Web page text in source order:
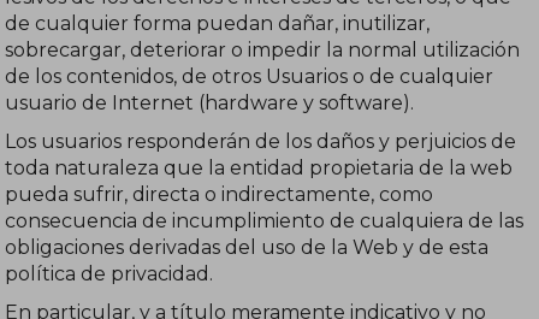
de cualquier forma puedan dañar, inutilizar,
sobrecargar, deteriorar o impedir la normal utilización
de los contenidos, de otros Usuarios o de cualquier
usuario de Internet (hardware y software).
Los usuarios responderán de los daños y perjuicios de
toda naturaleza que la entidad propietaria de la web
pueda sufrir, directa o indirectamente, como
consecuencia de incumplimiento de cualquiera de las
obligaciones derivadas del uso de la Web y de esta
política de privacidad.
En particular, y a título meramente indicativo y no